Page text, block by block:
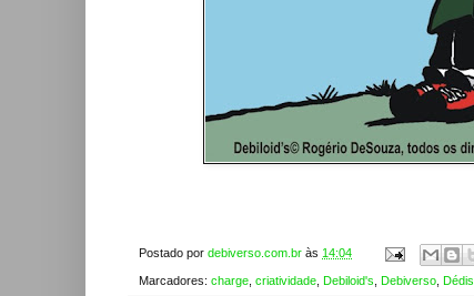
Postado por debiverso.com.br às 14:04
Marcadores: charge criatividade Debiloid's Debiverso Dédis